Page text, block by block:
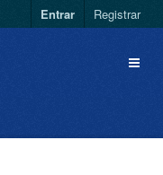
Entrar Registrar